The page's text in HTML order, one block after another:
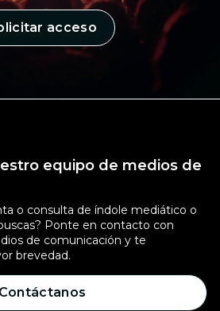
acceso
equipo de medios de
o consulta de índole mediático o
Ponte en contacto con
de comunicación y te
brevedad.
Contáctanos